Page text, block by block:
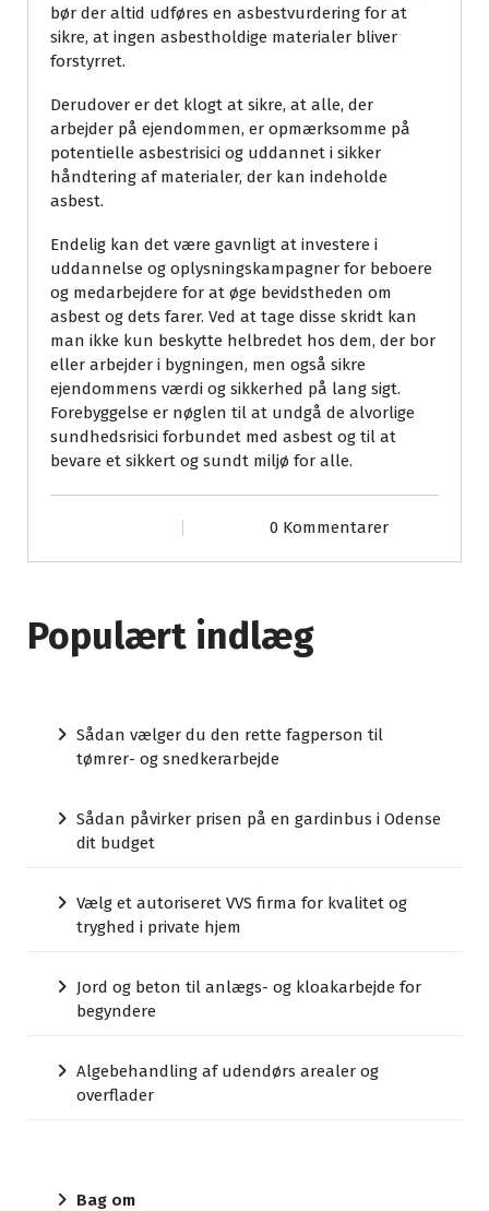
bør der altid udføres en asbestvurdering for at
sikre, at ingen asbestholdige materialer bliver
forstyrret.
Derudover er det klogt at sikre, at alle, der
arbejder på ejendommen, er opmærksomme på
potentielle asbestrisici og uddannet i sikker
håndtering af materialer, der kan indeholde
asbest.
Endelig kan det være gavnligt at investere i
uddannelse og oplysningskampagner for beboere
og medarbejdere for at øge bevidstheden om
asbest og dets farer. Ved at tage disse skridt kan
man ikke kun beskytte helbredet hos dem, der bor
eller arbejder i bygningen, men også sikre
ejendommens værdi og sikkerhed på lang sigt.
Forebyggelse er nøglen til at undgå de alvorlige
sundhedsrisici forbundet med asbest og til at
bevare et sikkert og sundt miljø for alle.
0 Kommentarer
Populært indlæg
Sådan vælger du den rette fagperson til
tømrer- og snedkerarbejde
Sådan påvirker prisen på en gardinbus i Odense
dit budget
Vælg et autoriseret VVS firma for kvalitet og
tryghed i private hjem
Jord og beton til anlægs- og kloakarbejde for
begyndere
Algebehandling af udendørs arealer og
overflader
Bag om